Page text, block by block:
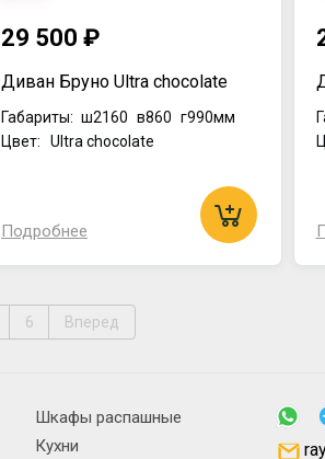
29 500 ₽
Диван Бруно Ultra chocolate
Габариты: ш2160 в860 г990мм
Цвет: Ultra chocolate
Подробнее
6 Вперед
Шкафы распашные
Кухни